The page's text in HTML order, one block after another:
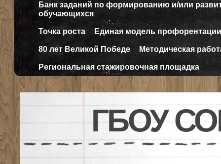
Банк заданий по формированию и/или
обучающихся
Точка роста Единая модель профорентации
80 лет Великой Победе Методическая
Региональная стажировочная площадка
ГБОУ